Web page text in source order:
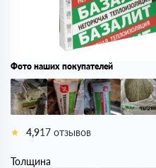
Фото наших покупателей
4,9 17 отзывов
Толщина